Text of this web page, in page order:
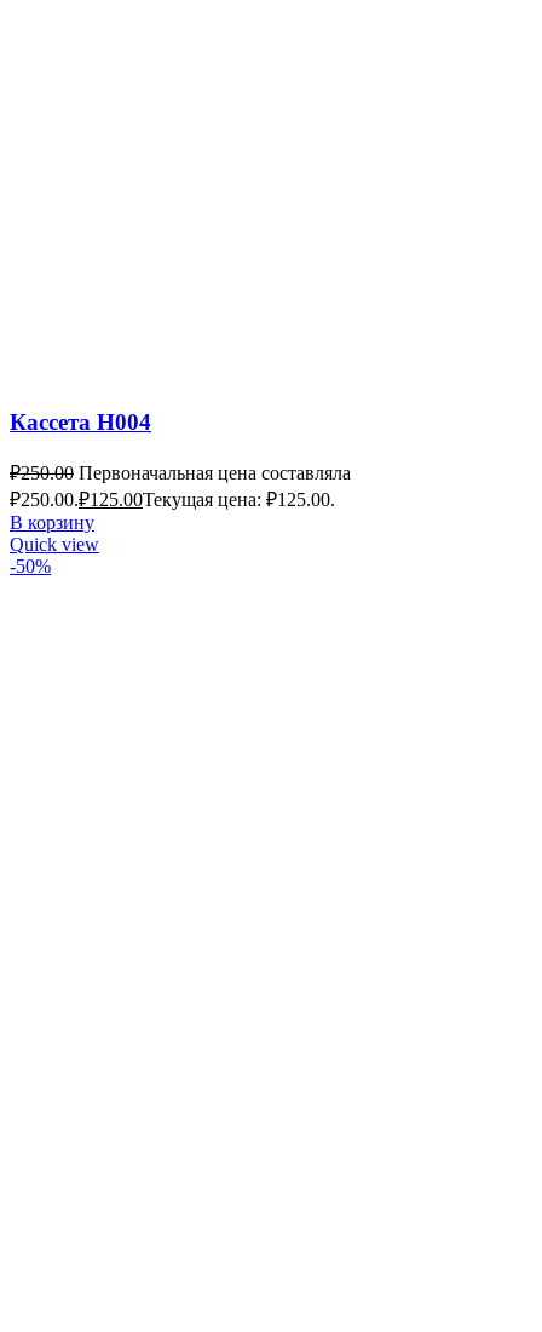
Кассета H004
₽250.00 Первоначальная цена составляла
₽250.00.₽125.00Текущая цена: ₽125.00.
В корзину
Quick view
-50%